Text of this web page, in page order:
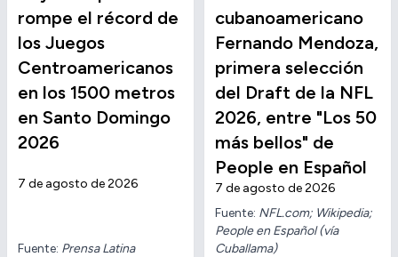
rompe el récord de
los Juegos
Centroamericanos
en los 1500 metros
en Santo Domingo
2026
7 de agosto de 2026
Fuente: Prensa Latina
cubanoamericano
Fernando Mendoza,
primera selección
del Draft de la NFL
2026, entre "Los 50
más bellos" de
People en Español
7 de agosto de 2026
Fuente: NFL.com; Wikipedia;
People en Español (vía
Cuballama)